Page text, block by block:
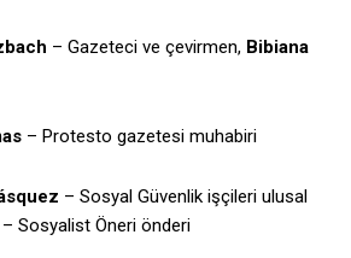
– Gazeteci ve çevirmen, Bibiana
– Protesto gazetesi muhabiri
– Sosyal Güvenlik işçileri ulusal
Sosyalist Öneri önderi